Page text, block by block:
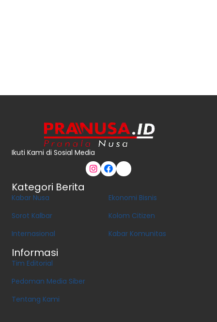
Ikuti Kami di Sosial Media
Kategori Berita
Kabar Nusa
Sorot Kalbar
Internasional
Ekonomi Bisnis
Kolom Citizen
Kabar Komunitas
Informasi
Tim Editorial
Pedoman Media Siber
Tentang Kami